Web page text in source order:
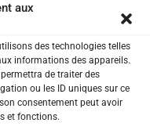
aux
des technologies telles
informations des appareils.
de traiter des
ou les ID uniques sur ce
consentement peut avoir
et fonctions.
du 29